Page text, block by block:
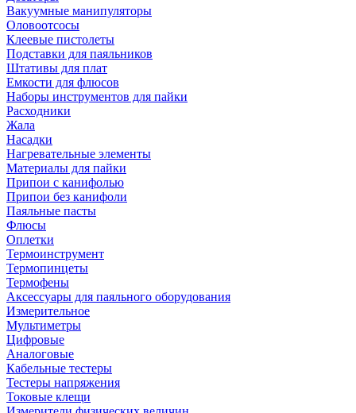
Вакуумные манипуляторы
Оловоотсосы
Клеевые пистолеты
Подставки для паяльников
Штативы для плат
Емкости для флюсов
Наборы инструментов для пайки
Расходники
Жала
Насадки
Нагревательные элементы
Материалы для пайки
Припои с канифолью
Припои без канифоли
Паяльные пасты
Флюсы
Оплетки
Термоинструмент
Термопинцеты
Термофены
Аксессуары для паяльного оборудования
Измерительное
Мультиметры
Цифровые
Аналоговые
Кабельные тестеры
Тестеры напряжения
Токовые клещи